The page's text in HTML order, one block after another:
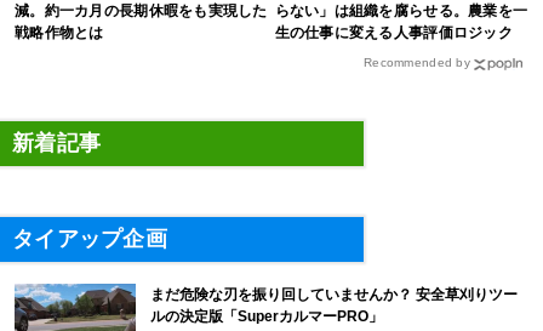
減。約一カ月の長期休暇をも実現した
戦略作物とは
らない」は組織を腐らせる。農業を一
生の仕事に変える人事評価ロジック
Recommended by
新着記事
タイアップ企画
まだ危険な刃を振り回していませんか？ 安全草刈りツー
ルの決定版「SuperカルマーPRO」